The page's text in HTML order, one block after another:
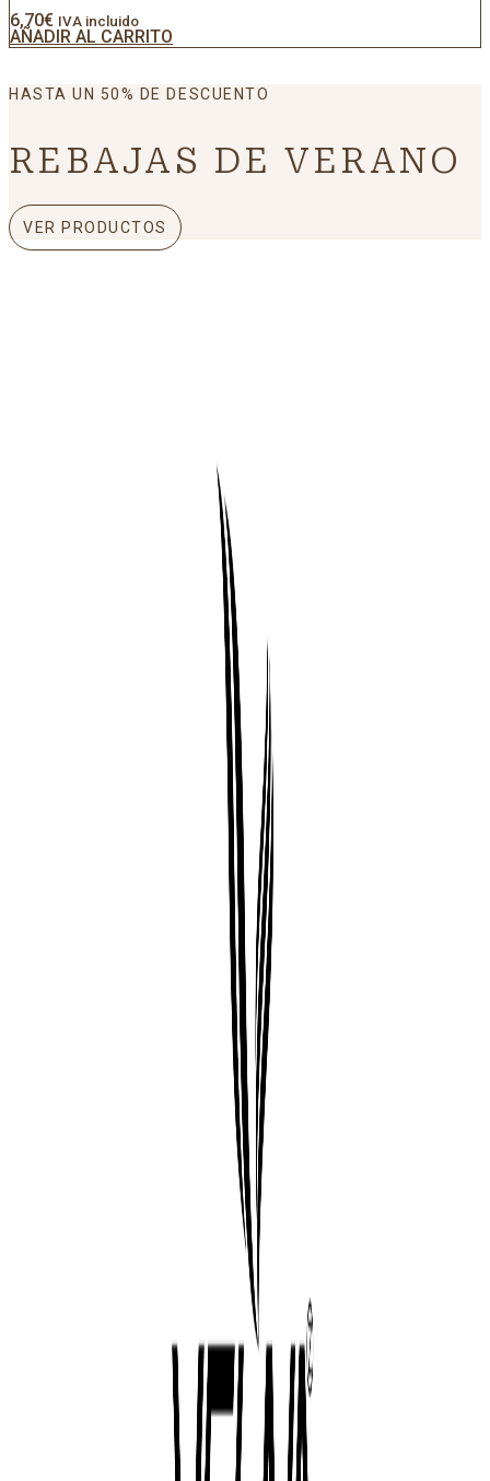
6,70€ IVA incluido
AÑADIR AL CARRITO
HASTA UN 50% DE DESCUENTO
REBAJAS DE VERANO
VER PRODUCTOS